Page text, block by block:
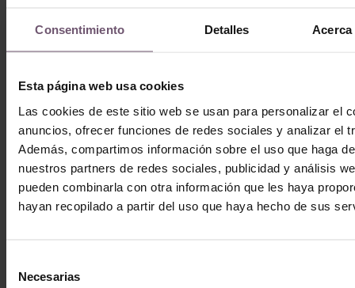
Consentimiento Detalles Acerca
Esta página web usa cookies
Las cookies de este sitio web se usan para personalizar el
anuncios, ofrecer funciones de redes sociales y analizar el
Además, compartimos información sobre el uso que haga
nuestros partners de redes sociales, publicidad y análisis
pueden combinarla con otra información que les haya
hayan recopilado a partir del uso que haya hecho de sus
Necesarias
Baldosas hidráulicas en patios y
terrazas: Incorporando estilo a las zonas
exteriores